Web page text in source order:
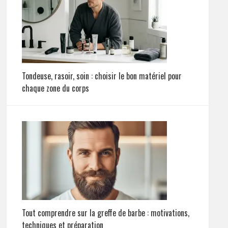
Tondeuse, rasoir, soin : choisir le bon matériel pour
chaque zone du corps
Tout comprendre sur la greffe de barbe : motivations,
techniques et préparation